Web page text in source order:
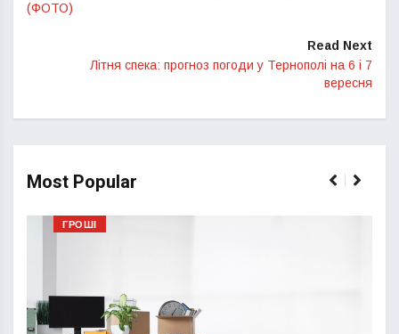
(ФОТО)
Read Next
Літня спека: прогноз погоди у Тернополі на 6 і 7
вересня
Most Popular
ГРОШІ